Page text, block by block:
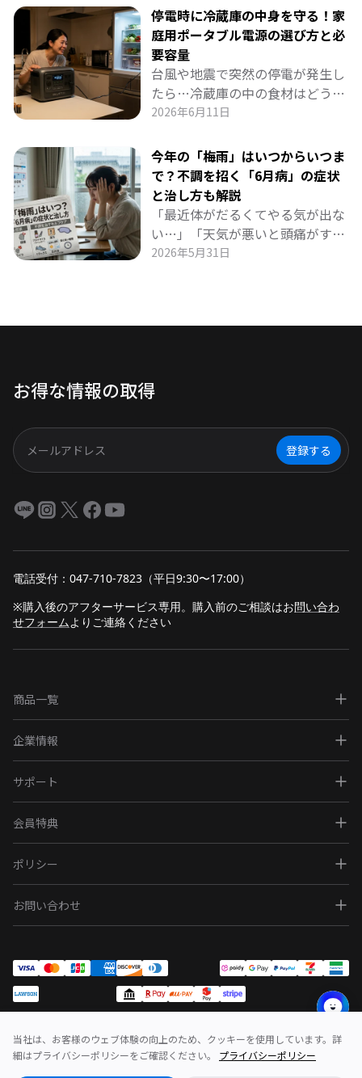
当社は、お客様のウェブ体験の向上のため、クッキーを使用しています。詳
細はプライバシーポリシーをご確認ください。 プライバシーポリシー
ある「深部体温」をスムーズに下
げる科学的な仕組みから、就寝前
の入浴ルーティン、ストレッチ、
寝室環境の整え方までを詳しく解
説。今日から実践できる具体的な
対策で、熱帯夜でも質の高い睡眠
停電時に冷蔵庫の中身を守る！家
庭用ポータブル電源の選び方と必
要容量
台風や地震で突然の停電が発生し
たら…冷蔵庫の中の食材はどうな
る？ 数時間で温度が上がり、食料
す。 本記事では、冷蔵庫の消費電
力とサージ電力の目安、失敗しな
いポータブル電源の選び方（出力
1000W以上・容量1000Wh以上・
UPS機能など）、凍らせたペット
ボトルの活用術、そしてBLUETTI
2026年6月11日
今年の「梅雨」はいつからいつま
で？不調を招く「6月病」の症状
と治し方も解説
「最近体がだるくてやる気が出な
い…」「天気が悪いと頭痛がす
る」そんな梅雨特有の不調に悩ん
治し方まで詳しく解説します。雨
2026年5月31日
お得な情報の取得
登録する
電話受付：047-710-7823（平日9:30〜17:00）
※購入後のアフターサービス専用。購入前のご相談はお問い合わ
せフォームよりご連絡ください
商品一覧
企業情報
サポート
会員特典
ポリシー
お問い合わせ
問い合わせ 利用規約 ポリシー